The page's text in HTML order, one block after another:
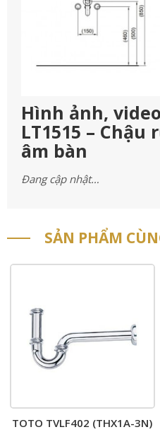
Hình ảnh,
LT1515 –
âm bàn
Đang cập nhật…
SẢN PHẨM
TOTO TVLF402 (THX1A-3N)